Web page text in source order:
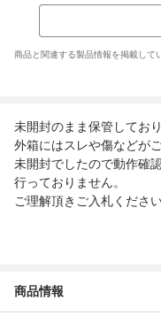
商品と関連する製品情報を掲載して
未開封のまま保管しており
外箱にはスレや傷などが
未開封でしたので動作確
行っておりません。
ご理解頂きご入札ください
商品情報